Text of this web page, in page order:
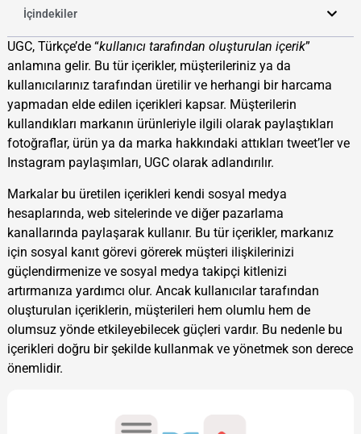
İçindekiler
UGC, Türkçe’de “kullanıcı tarafından oluşturulan içerik”
anlamına gelir. Bu tür içerikler, müşterileriniz ya da
kullanıcılarınız tarafından üretilir ve herhangi bir harcama
yapmadan elde edilen içerikleri kapsar. Müşterilerin
kullandıkları markanın ürünleriyle ilgili olarak paylaştıkları
fotoğraflar, ürün ya da marka hakkındaki attıkları tweet’ler ve
Instagram paylaşımları, UGC olarak adlandırılır.
Markalar bu üretilen içerikleri kendi sosyal medya
hesaplarında, web sitelerinde ve diğer pazarlama
kanallarında paylaşarak kullanır. Bu tür içerikler, markanız
için sosyal kanıt görevi görerek müşteri ilişkilerinizi
güçlendirmenize ve sosyal medya takipçi kitlenizi
artırmanıza yardımcı olur. Ancak kullanıcılar tarafından
oluşturulan içeriklerin, müşterileri hem olumlu hem de
olumsuz yönde etkileyebilecek güçleri vardır. Bu nedenle bu
içerikleri doğru bir şekilde kullanmak ve yönetmek son derece
önemlidir.